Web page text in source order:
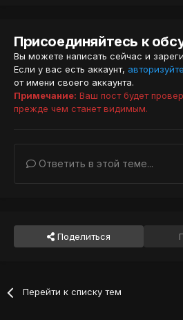
Присоединяйтесь к
Вы можете написать сейчас и
Если у вас есть аккаунт,
от имени своего аккаунта.
Примечание: Ваш пост будет
прежде чем станет видимым.
Ответить в этой теме...
Поделиться
Перейти к списку тем